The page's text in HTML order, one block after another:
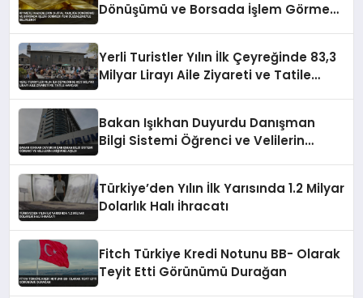
Dönüşümü ve Borsada İşlem Görmesi
Yerli Turistler Yılın İlk Çeyreğinde 83,3
Milyar Lirayı Aile Ziyareti ve Tatile
Bakan Işıkhan Duyurdu Danışman
Bilgi Sistemi Öğrenci ve Velilerin
Türkiye’den Yılın İlk Yarısında 1.2 Milyar
Dolarlık Halı İhracatı
Fitch Türkiye Kredi Notunu BB- Olarak
Teyit Etti Görünümü Durağan